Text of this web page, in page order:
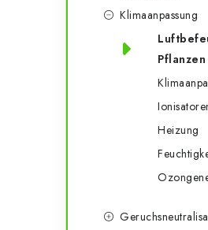
Klimaanpassung
Pflanzen
Heizung